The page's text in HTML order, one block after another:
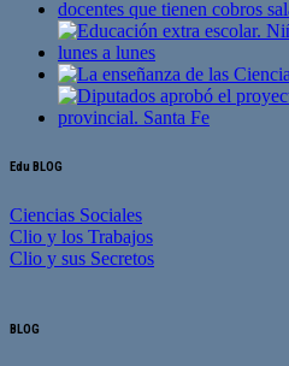
Edu BLOG
Ciencias Sociales
Clio y los Trabajos
Clio y sus Secretos
BLOG